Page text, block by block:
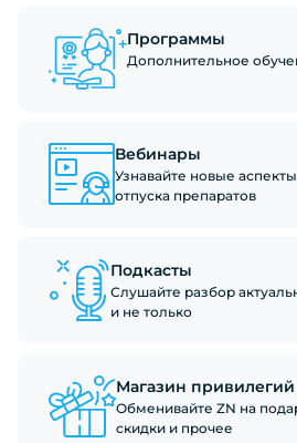
Программы
Дополнительное
Вебинары
Узнавайте новые
отпуска препаратов
Подкасты
Слушайте разбор
и не только
Магазин привилегий
Обменивайте ZN на
скидки и прочее